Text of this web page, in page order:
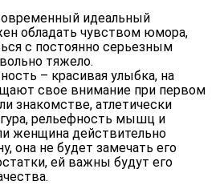
идеальный
обладать чувством юмора,
с постоянно серьезным
тяжело.
– красивая улыбка, на
свое внимание при первом
знакомстве, атлетически
рельефность мышц и
женщина действительно
она не будет замечать его
ей важны будут его